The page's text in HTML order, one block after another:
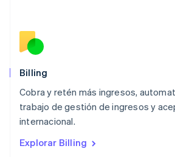
Billing
Cobra y retén más ingresos,
trabajo de gestión de ingresos y
internacional.
Explorar Billing
English
México
Español
English
Nueva Zelandia
English
NederlandsEnglish